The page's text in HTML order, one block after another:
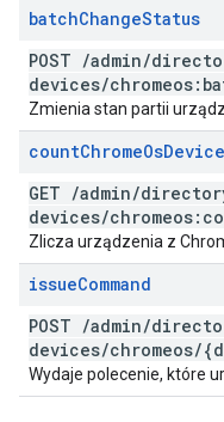
batchChangeStatus
POST /admin/
devices/
Zmienia stan partii
countChromeOs
GET /admin/
devices/
Zlicza urządzenia z
issueCommand
POST /admin/
devices/chromeos/
Wydaje polecenie, które